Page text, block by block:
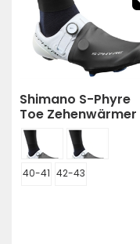
Shimano S-Phyre
Toe Zehenwärmer
40-41 42-43